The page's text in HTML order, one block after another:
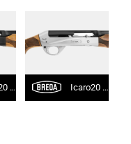
Icaro20 Nichel